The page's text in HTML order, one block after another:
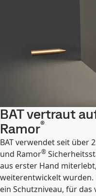
BAT vertraut
Ramor®
BAT verwendet seit über
und Ramor®
aus erster Hand
weiterentwickelt
ein Schutzniveau, für